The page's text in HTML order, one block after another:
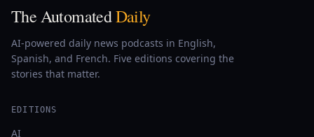
The AutomatedDaily
AI-powered daily news podcasts in English,
Spanish, and French. Five editions covering the
stories that matter.
EDITIONS
AI